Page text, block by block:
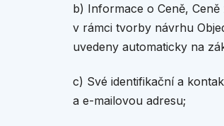
b) Informace o Ceně,
v rámci tvorby návrhu
uvedeny automaticky na
c) Své identifikační a
a e-mailovou adresu;